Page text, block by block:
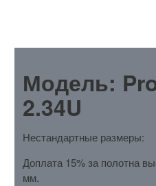
Модель:
2.34U
Нестандартные размеры:
Доплата 15% за полотна
мм.